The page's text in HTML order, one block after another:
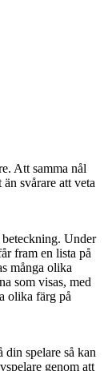
Att samma nål
svårare att veta
Under
fram en lista på
många olika
som visas, med
olika färg på
spelare så kan
genom att